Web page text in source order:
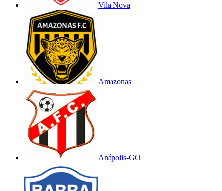
Vila Nova
Amazonas
Anápolis-GO